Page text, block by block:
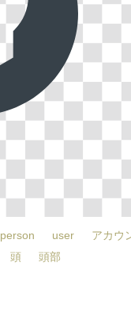
person user
アカウ
頭 頭部